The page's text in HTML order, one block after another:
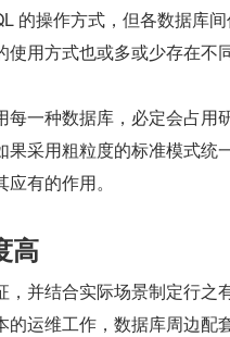
的操作方式，但各数据库
用方式也或多或少存在不同
每一种数据库，必定会占
果采用粗粒度的标准模式统
有的作用。
高
，并结合实际场景制定行之
的运维工作，数据库周边